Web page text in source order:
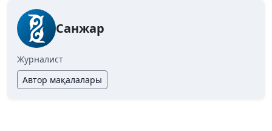
Санжар
Журналист
Автор мақалалары